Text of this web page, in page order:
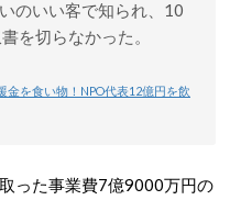
のいい客で知られ、10
を切らなかった。
金を食い物！NPO代表12億円を飲
った事業費7億9000万円の